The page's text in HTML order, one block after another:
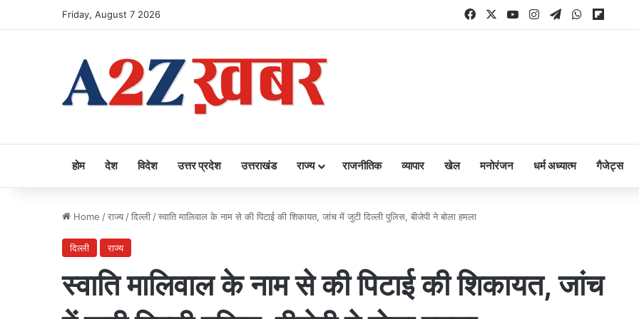
Friday, August 7 2026 FacebookYouTubeInstagram
TelegramWhatsApp
होम देश विदेश उत्तर प्रदेश उत्तराखंड राज्य राजनीतिक व्यापार खेल मनोरंजन धर्म अध्यात्म गैजेट्स
Home /राज्य /दिल्ली /स्वाति मालिवाल के नाम से की पिटाई की शिकायत, जांच में जुटी दिल्ली पुलिस, बीजेपी ने बोला हमला
दिल्ली राज्य
स्वाति मालिवाल के नाम से की पिटाई की शिकायत, जांच